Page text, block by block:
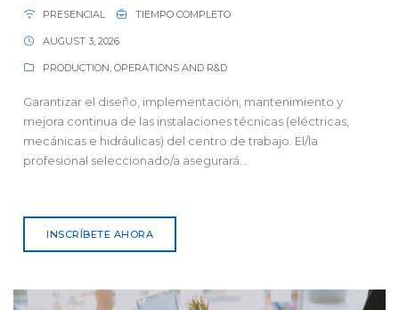
PRESENCIAL TIEMPO COMPLETO
AUGUST 3, 2026
PRODUCTION, OPERATIONS AND R&D
Garantizar el diseño, implementación, mantenimiento y
mejora continua de las instalaciones técnicas (eléctricas,
mecánicas e hidráulicas) del centro de trabajo. El/la
profesional seleccionado/a asegurará...
INSCRÍBETE AHORA